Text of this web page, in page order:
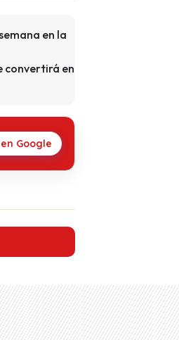
en la
convertirá en
Google